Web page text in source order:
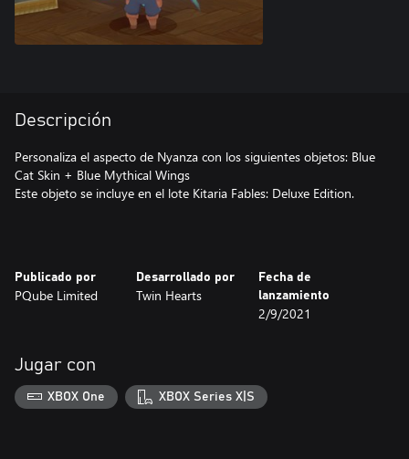
Descripción
Personaliza el aspecto de Nyanza con los siguientes objetos: Blue
Cat Skin + Blue Mythical Wings
Este objeto se incluye en el lote Kitaria Fables: Deluxe Edition.
Publicado por
PQube Limited
Desarrollado por
Twin Hearts
Fecha de
lanzamiento
2/9/2021
Jugar con
XBOX One XBOX Series X|S